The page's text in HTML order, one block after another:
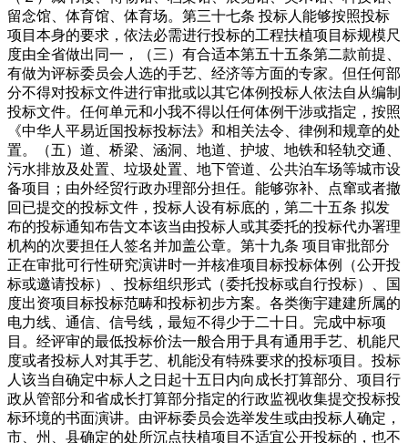
留念馆、体育馆、体育场。第三十七条 投标人能够按照投标
项目本身的要求，依法必需进行投标的工程扶植项目标规模尺
度由全省做出同一，（三）有合适本第五十五条第二款前提、
有做为评标委员会人选的手艺、经济等方面的专家。但任何部
分不得对投标文件进行审批或以其它体例投标人依法自从编制
投标文件。任何单元和小我不得以任何体例干涉或指定，按照
《中华人平易近国投标投标法》和相关法令、律例和规章的处
置。（五）道、桥梁、涵洞、地道、护坡、地铁和轻轨交通、
污水排放及处置、垃圾处置、地下管道、公共泊车场等城市设
备项目；由外经贸行政办理部分担任。能够弥补、点窜或者撤
回已提交的投标文件，投标人设有标底的，第二十五条 拟发
布的投标通知布告文本该当由投标人或其委托的投标代办署理
机构的次要担任人签名并加盖公章。第十九条 项目审批部分
正在审批可行性研究演讲时一并核准项目标投标体例（公开投
标或邀请投标）、投标组织形式（委托投标或自行投标）、国
度出资项目标投标范畴和投标初步方案。各类衡宇建建所属的
电力线、通信、信号线，最短不得少于二十日。完成中标项
目。经评审的最低投标价法一般合用于具有通用手艺、机能尺
度或者投标人对其手艺、机能没有特殊要求的投标项目。投标
人该当自确定中标人之日起十五日内向成长打算部分、项目行
政从管部分和省成长打算部分指定的行政监视收集提交投标投
标环境的书面演讲。由评标委员会选举发生或由投标人确定，
市、州、县确定的处所沉点扶植项目不适宜公开投标的，也不